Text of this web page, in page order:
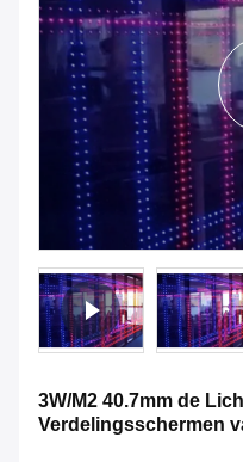
3W/M2 40.7mm de
Verdelingsschermen